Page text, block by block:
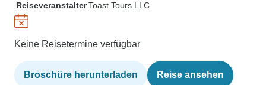
ReiseveranstalterToast Tours LLC
Keine Reisetermine verfügbar
Broschüre herunterladen Reise ansehen